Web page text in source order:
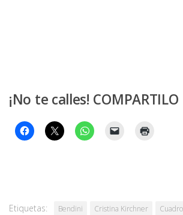
¡No te calles! COMPARTILO
Etiquetas: Bendini Cristina Kirchner